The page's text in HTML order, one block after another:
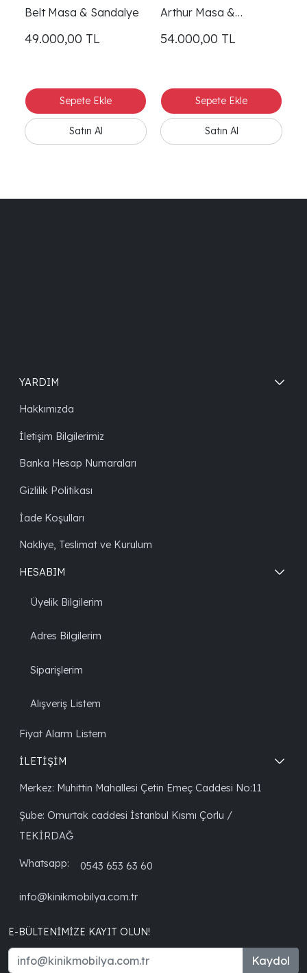
Belt Masa & Sandalye
49.000,00 TL
Arthur Masa &
54.000,00 TL
YARDIM
Hakkımızda
İletişim Bilgilerimiz
Banka Hesap Numaraları
Gizlilik Politikası
İade Koşulları
Nakliye, Teslimat ve Kurulum
HESABIM
Üyelik Bilgilerim
Adres Bilgilerim
Siparişlerim
Alışveriş Listem
Fiyat Alarm Listem
İLETİŞİM
Merkez: Muhittin Mahallesi Çetin Emeç Caddesi No:11
Şube: Omurtak caddesi İstanbul Kısmı Çorlu /
TEKİRDAĞ
Whatsapp: 0543 653 63 60
info@kinikmobilya.com.tr
E-BÜLTENIMIZE KAYIT OLUN!
Kaydol